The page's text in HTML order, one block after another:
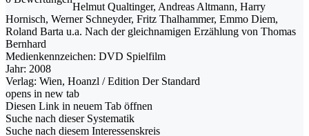
Helmut Qualtinger, Andreas Altmann, Harry
Hornisch, Werner Schneyder, Fritz Thalhammer, Emmo Diem,
Roland Barta u.a. Nach der gleichnamigen Erzählung von Thomas
Bernhard
Medienkennzeichen: DVD Spielfilm
Jahr: 2008
Verlag: Wien, Hoanzl / Edition Der Standard
opens in new tab
Diesen Link in neuem Tab öffnen
Suche nach dieser Systematik
Suche nach diesem Interessenskreis